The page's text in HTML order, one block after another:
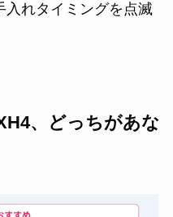
入れタイミングを点滅
、どっちがあな